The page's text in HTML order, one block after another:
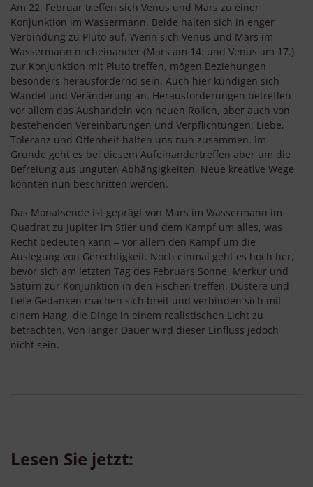
Am 22. Februar treffen sich Venus und Mars zu einer
Konjunktion im Wassermann. Beide halten sich in enger
Verbindung zu Pluto auf. Wenn sich Venus und Mars im
Wassermann nacheinander (Mars am 14. und Venus am 17.)
zur Konjunktion mit Pluto treffen, mögen Beziehungen
besonders herausfordernd sein. Auch hier kündigen sich
Wandel und Veränderung an. Herausforderungen betreffen
vor allem das Aushandeln von neuen Rollen, aber auch von
bestehenden Vereinbarungen und Verpflichtungen. Liebe,
Toleranz und Offenheit halten uns nun zusammen. Im
Grunde geht es bei diesem Aufeinandertreffen aber um die
Befreiung aus unguten Abhängigkeiten. Neue kreative Wege
könnten nun beschritten werden.
Das Monatsende ist geprägt von Mars im Wassermann im
Quadrat zu Jupiter im Stier und dem Kampf um alles, was
Recht bedeuten kann ‒ vor allem den Kampf um die
Auslegung von Gerechtigkeit. Noch einmal geht es hoch her,
bevor sich am letzten Tag des Februars Sonne, Merkur und
Saturn zur Konjunktion in den Fischen treffen. Düstere und
tiefe Gedanken machen sich breit und verbinden sich mit
einem Hang, die Dinge in einem realistischen Licht zu
betrachten. Von langer Dauer wird dieser Einfluss jedoch
nicht sein.
Lesen Sie jetzt: